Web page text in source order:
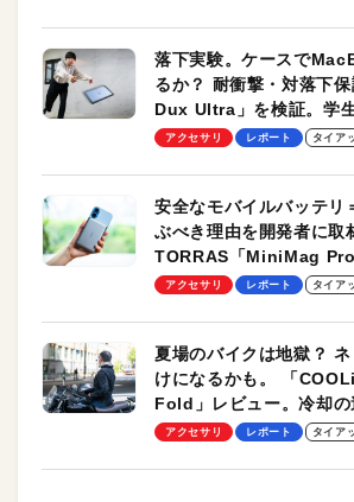
落下実験。ケースで
るか？ 耐衝撃・対落下
Dux Ultra」を検証。学
のモバイルユースに最適
アクセサリ レポート タイア
安全なモバイルバッテリ
ぶべき理由を開発者に取
TORRAS「MiniMag
ーも
アクセサリ レポート タイア
夏場のバイクは地獄？
けになるかも。 「
Fold」レビュー。冷却の
却プレート、シンプルな
アクセサリ レポート タイア